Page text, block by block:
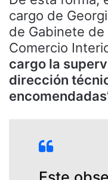
cargo de
de Gabinete
Comercio
cargo la
dirección